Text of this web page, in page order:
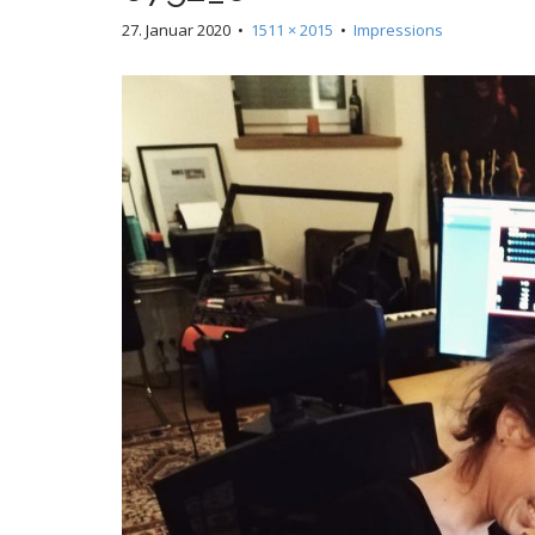
27. Januar 2020 • 1511 × 2015 • Impressions